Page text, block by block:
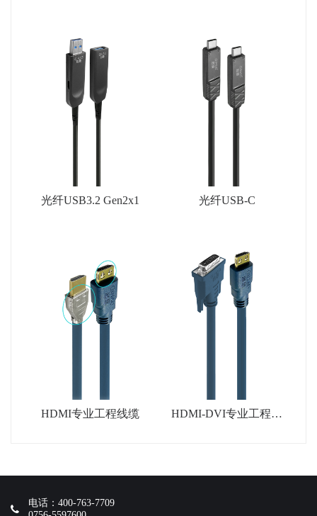
光纤USB3.2 Gen2x1 光纤USB-C
HDMI专业工程线缆
HDMI-DVI专业工程线
电话：400-763-7709